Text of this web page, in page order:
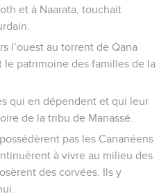
et à Naarata, touchait
l’ouest au torrent de Qana
le patrimoine des familles de la
qui en dépendent et qui leur
de la tribu de Manassé.
pas les Cananéens
à vivre au milieu des
des corvées. Ils y